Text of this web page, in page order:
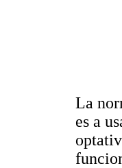
La
es a